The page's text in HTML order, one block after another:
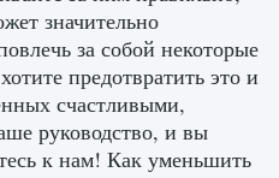
значительно
за собой некоторые
предотвратить это и
счастливыми,
руководство, и вы
к нам! Как уменьшить